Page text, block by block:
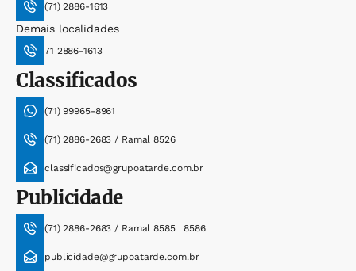
(71) 2886-1613
Demais localidades
71 2886-1613
Classificados
(71) 99965-8961
(71) 2886-2683 / Ramal 8526
classificados@grupoatarde.com.br
Publicidade
(71) 2886-2683 / Ramal 8585 | 8586
publicidade@grupoatarde.com.br